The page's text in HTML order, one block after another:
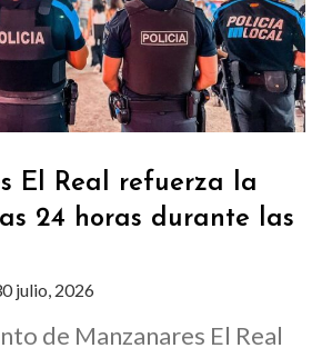
El Real refuerza la
24 horas durante las
julio, 2026
de Manzanares El Real